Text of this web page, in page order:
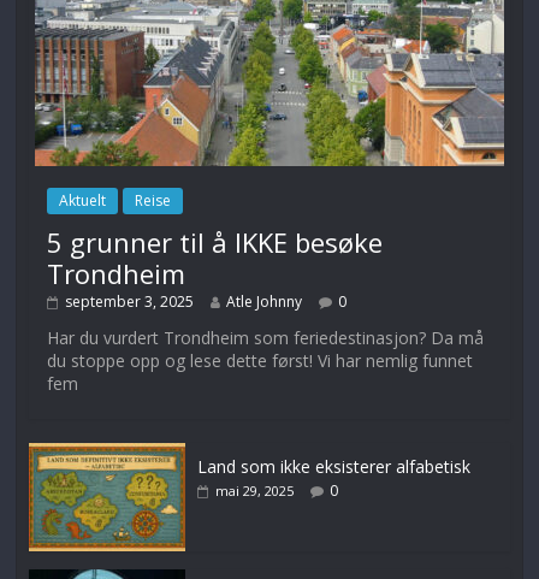
Aktuelt Reise
5 grunner til å IKKE besøke
Trondheim
september 3, 2025 Atle Johnny 0
Har du vurdert Trondheim som feriedestinasjon? Da må
du stoppe opp og lese dette først! Vi har nemlig funnet
fem
Land som ikke eksisterer alfabetisk
mai 29, 2025 0